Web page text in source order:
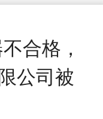
合格，
公司被